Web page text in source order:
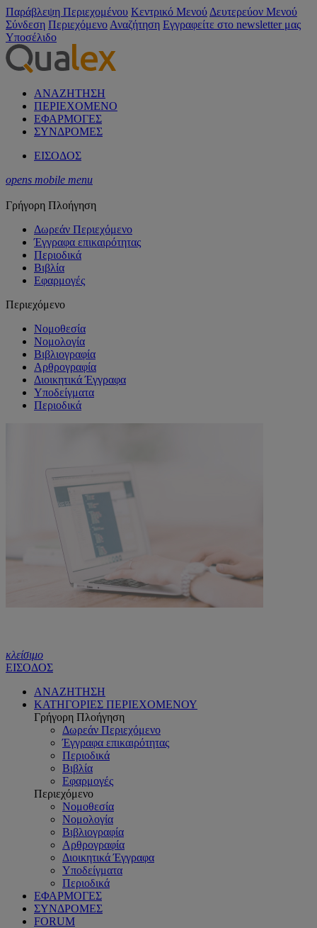
Παράβλεψη Περιεχομένου Κεντρικό Μενού Δευτερεύον Μενού
Σύνδεση Περιεχόμενο Αναζήτηση Εγγραφείτε στο newsletter μας
Υποσέλιδο
ΑΝΑΖΗΤΗΣΗ
ΠΕΡΙΕΧΟΜΕΝΟ
ΕΦΑΡΜΟΓΕΣ
ΣΥΝΔΡΟΜΕΣ
ΕΙΣΟΔΟΣ
opens mobile menu
Γρήγορη Πλοήγηση
Δωρεάν Περιεχόμενο
Έγγραφα επικαιρότητας
Περιοδικά
Βιβλία
Εφαρμογές
Περιεχόμενο
Νομοθεσία
Νομολογία
Βιβλιογραφία
Αρθρογραφία
Διοικητικά Έγγραφα
Υποδείγματα
Περιοδικά
κλείσιμο
ΕΙΣΟΔΟΣ
ΑΝΑΖΗΤΗΣΗ
ΚΑΤΗΓΟΡΙΕΣ ΠΕΡΙΕΧΟΜΕΝΟΥ
Γρήγορη Πλοήγηση
Δωρεάν Περιεχόμενο
Έγγραφα επικαιρότητας
Περιοδικά
Βιβλία
Εφαρμογές
Περιεχόμενο
Νομοθεσία
Νομολογία
Βιβλιογραφία
Αρθρογραφία
Διοικητικά Έγγραφα
Υποδείγματα
Περιοδικά
ΕΦΑΡΜΟΓΕΣ
ΣΥΝΔΡΟΜΕΣ
FORUM